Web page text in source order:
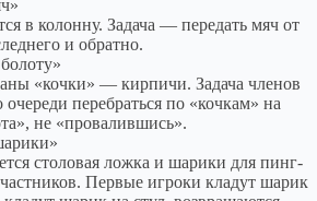
в колонну. Задача — передать мяч от
и обратно.
«кочки» — кирпичи. Задача членов
перебраться по «кочкам» на
не «провалившись».
столовая ложка и шарики для пинг-
Первые игроки кладут шарик